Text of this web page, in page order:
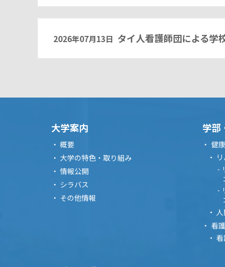
2026年07月13日 タイ人看護師団による学
大学案内
概要
大学の特色・取り組み
情報公開
シラバス
その他情報
学部
健
看